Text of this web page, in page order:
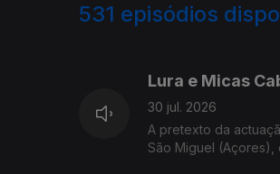
531 episódios
Lura e Micas
30 jul. 2026
A pretexto da
São Miguel (Açores),